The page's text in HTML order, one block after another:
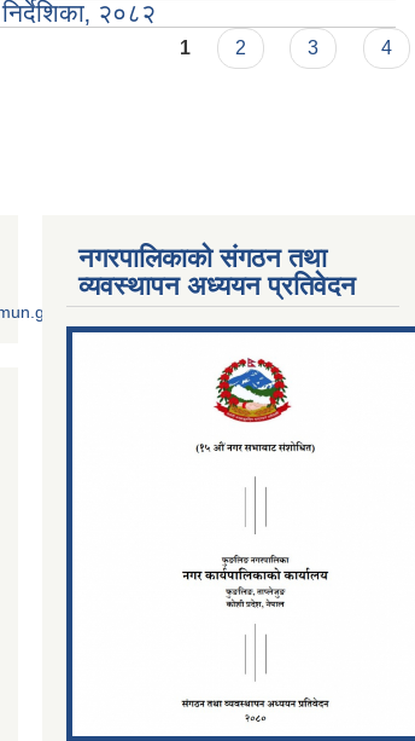
२०८२
1 2 3 4
files/documents/Al...
नगरपालिकाको संगठन तथा
व्यवस्थापन अध्ययन प्रतिवेदन